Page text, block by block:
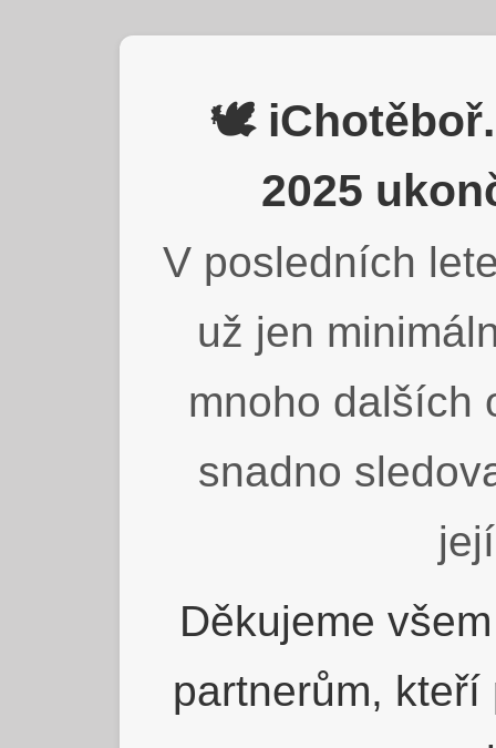
🕊️
2025
V posledních
už jen
mnoho dalších
snadno
Děkujeme
partnerům,